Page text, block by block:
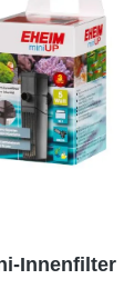
Innenfilter